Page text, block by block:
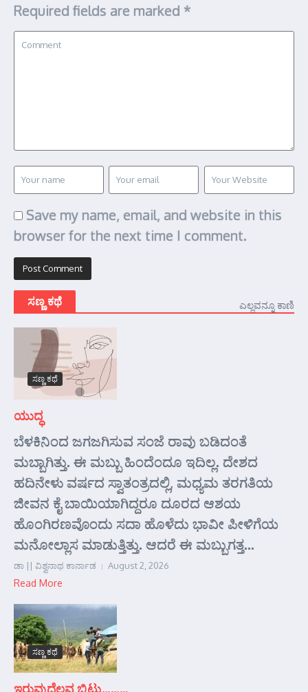
Required fields are marked *
Save my name, email, and website in this
browser for the next time I comment.
ಸಣ್ಣ ಕಥೆ ಎಲ್ಲವನ್ನೂ ಕಾಣಿ
ಸಣ್ಣ ಕಥೆ
ಯುದ್ಧ
ಬೆಳಕಿನಿಂದ ಜಗಜಗಿಸುವ ಸಂಜೆ ರಾವು ಬಡಿದಂತೆ
ಮಬ್ಬಾಗಿತ್ತು. ಈ ಮಬ್ಬು ಹಿಂದೆಂದೂ ಇದಿಲ್ಲ. ದೇಶದ
ಹದಿನೇಳು ವರ್ಷದ ಸ್ವಾತಂತ್ರದಲ್ಲಿ, ಮಧ್ಯಮ ತರಗತಿಯ
ಜೀವನ ಕೈ ಬಾಯಿಯಾಗಿದ್ದರೂ ದೂರದ ಆಶಯ
ಹೊಂಗಿರಣವೊಂದು ಸದಾ ಹೊಳೆದು ಭಾವೀ ಪೀಳಿಗೆಯ
ಮನೋಲ್ಲಾಸ ಮಾಡುತ್ತಿತ್ತು. ಆದರೆ ಈ ಮಬ್ಬುಗತ್ತ...
ಡಾ || ವಿಶ್ವನಾಥ ಕಾರ್ನಾಡ August 2, 2026
Read More
ಸಣ್ಣ ಕಥೆ
ಇರುವುದೆಲ್ಲವ ಬಿಟ್ಟು………